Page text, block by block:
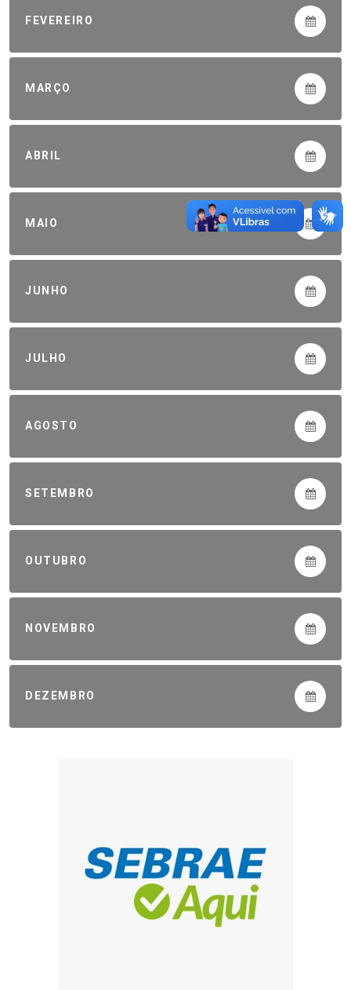
FEVEREIRO
MARÇO
ABRIL
MAIO
JUNHO
JULHO
AGOSTO
SETEMBRO
OUTUBRO
NOVEMBRO
DEZEMBRO